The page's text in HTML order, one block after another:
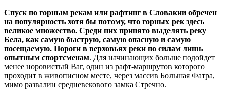
Спуск по горным рекам или рафтинг в Словакии обречен
на популярность хотя бы потому, что горных рек здесь
великое множество. Среди них принято выделять реку
Бела, как самую быструю, самую опасную и самую
посещаемую. Пороги в верховьях реки по силам лишь
опытным спортсменам. Для начинающих больше подойдет
менее норовистый Ваг, один из рафт-маршрутов которого
проходит в живописном месте, через массив Большая Фатра,
мимо развалин средневекового замка Стречно.